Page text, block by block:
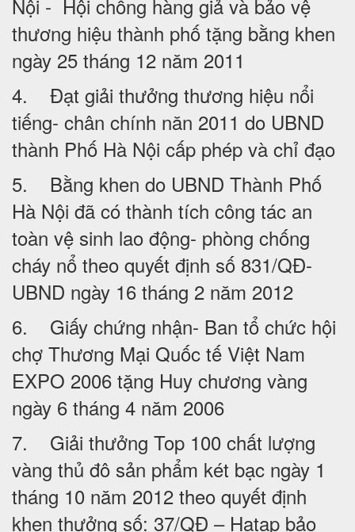
Nội - Hội chống hàng giả và bảo vệ
thương hiệu thành phố tặng bằng khen
ngày 25 tháng 12 năm 2011
4. Đạt giải thưởng thương hiệu nổi
tiếng- chân chính năn 2011 do UBND
thành Phố Hà Nội cấp phép và chỉ đạo
5. Bằng khen do UBND Thành Phố
Hà Nội đã có thành tích công tác an
toàn vệ sinh lao động- phòng chống
cháy nổ theo quyết định số 831/QĐ-
UBND ngày 16 tháng 2 năm 2012
6. Giấy chứng nhận- Ban tổ chức hội
chợ Thương Mại Quốc tế Việt Nam
EXPO 2006 tặng Huy chương vàng
ngày 6 tháng 4 năm 2006
7. Giải thưởng Top 100 chất lượng
vàng thủ đô sản phẩm két bạc ngày 1
tháng 10 năm 2012 theo quyết định
khen thưởng số: 37/QĐ – Hatap bảo